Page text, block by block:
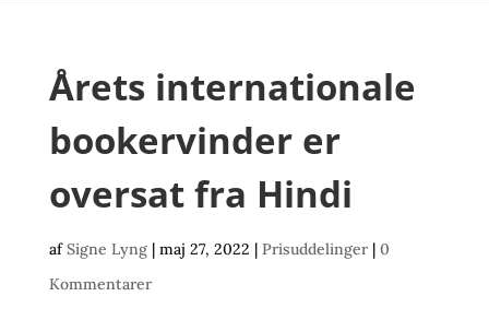
Årets internationale
bookervinder er
oversat fra Hindi
afSigne Lyng| maj 27, 2022 | Prisuddelinger| 0
Kommentarer